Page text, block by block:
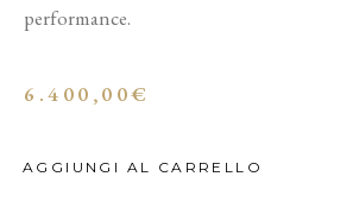
performance.
6.400,00€
AGGIUNGI AL CARRELLO